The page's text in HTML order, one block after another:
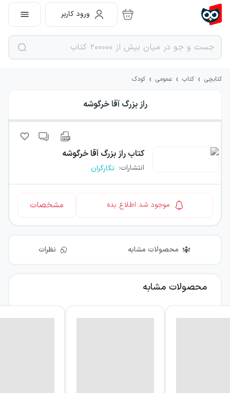
ورود کاربر
کتابچی › کتاب › عمومی › کودک
راز بزرگ آقا خرگوشه
کتاب راز بزرگ آقا خرگوشه
انتشارات: نگارگران
موجود شد اطلاع بده مشخصات
محصولات مشابه نظرات
محصولات مشابه